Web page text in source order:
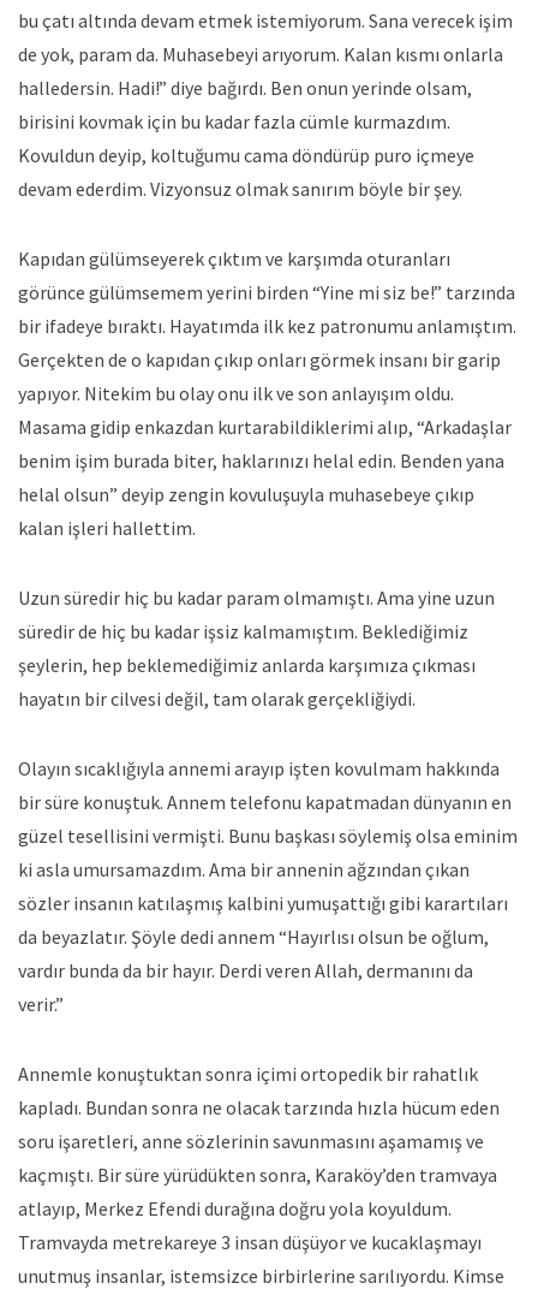
bu çatı altında devam etmek istemiyorum. Sana verecek işim
de yok, param da. Muhasebeyi arıyorum. Kalan kısmı onlarla
halledersin. Hadi!” diye bağırdı. Ben onun yerinde olsam,
birisini kovmak için bu kadar fazla cümle kurmazdım.
Kovuldun deyip, koltuğumu cama döndürüp puro içmeye
devam ederdim. Vizyonsuz olmak sanırım böyle bir şey.
Kapıdan gülümseyerek çıktım ve karşımda oturanları
görünce gülümsemem yerini birden “Yine mi siz be!” tarzında
bir ifadeye bıraktı. Hayatımda ilk kez patronumu anlamıştım.
Gerçekten de o kapıdan çıkıp onları görmek insanı bir garip
yapıyor. Nitekim bu olay onu ilk ve son anlayışım oldu.
Masama gidip enkazdan kurtarabildiklerimi alıp, “Arkadaşlar
benim işim burada biter, haklarınızı helal edin. Benden yana
helal olsun” deyip zengin kovuluşuyla muhasebeye çıkıp
kalan işleri hallettim.
Uzun süredir hiç bu kadar param olmamıştı. Ama yine uzun
süredir de hiç bu kadar işsiz kalmamıştım. Beklediğimiz
şeylerin, hep beklemediğimiz anlarda karşımıza çıkması
hayatın bir cilvesi değil, tam olarak gerçekliğiydi.
Olayın sıcaklığıyla annemi arayıp işten kovulmam hakkında
bir süre konuştuk. Annem telefonu kapatmadan dünyanın en
güzel tesellisini vermişti. Bunu başkası söylemiş olsa eminim
ki asla umursamazdım. Ama bir annenin ağzından çıkan
sözler insanın katılaşmış kalbini yumuşattığı gibi karartıları
da beyazlatır. Şöyle dedi annem “Hayırlısı olsun be oğlum,
vardır bunda da bir hayır. Derdi veren Allah, dermanını da
verir.”
Annemle konuştuktan sonra içimi ortopedik bir rahatlık
kapladı. Bundan sonra ne olacak tarzında hızla hücum eden
soru işaretleri, anne sözlerinin savunmasını aşamamış ve
kaçmıştı. Bir süre yürüdükten sonra, Karaköy’den tramvaya
atlayıp, Merkez Efendi durağına doğru yola koyuldum.
Tramvayda metrekareye 3 insan düşüyor ve kucaklaşmayı
unutmuş insanlar, istemsizce birbirlerine sarılıyordu. Kimse